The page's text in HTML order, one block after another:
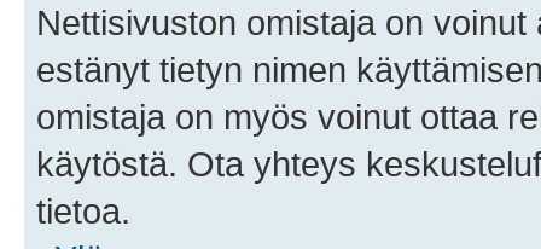
Nettisivuston omistaja on
estänyt tietyn nimen
omistaja on myös voinut ottaa
käytöstä. Ota yhteys
tietoa.